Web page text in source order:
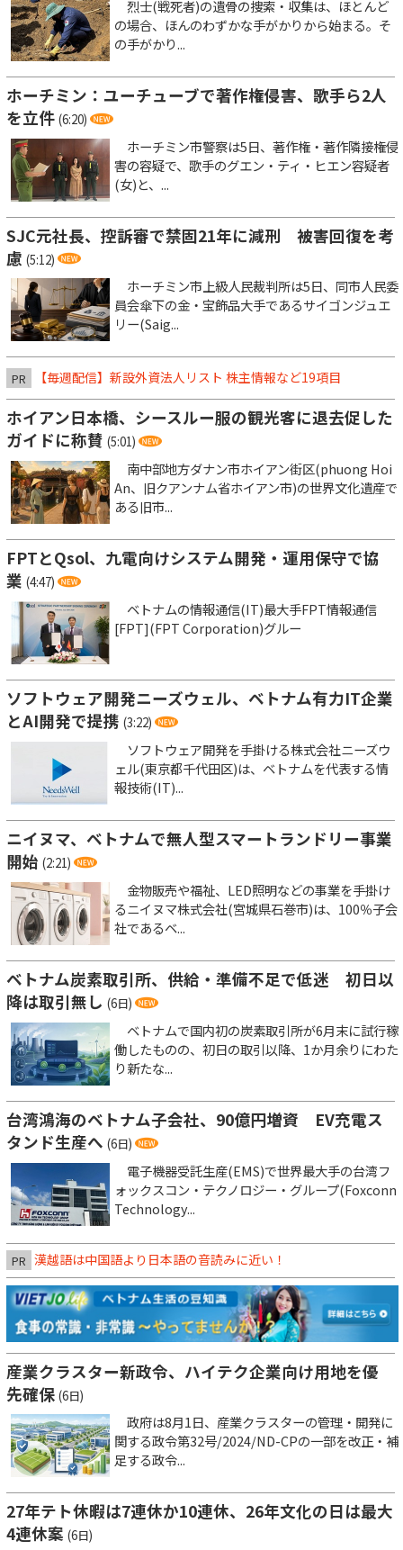
烈士(戦死者)の遺骨の捜索・収集は、ほとんど
の場合、ほんのわずかな手がかりから始まる。そ
の手がかり...
ホーチミン：ユーチューブで著作権侵害、歌手ら2人
を立件 (6:20)
ホーチミン市警察は5日、著作権・著作隣接権侵
害の容疑で、歌手のグエン・ティ・ヒエン容疑者
(女)と、...
SJC元社長、控訴審で禁固21年に減刑 被害回復を考
慮 (5:12)
ホーチミン市上級人民裁判所は5日、同市人民委
員会傘下の金・宝飾品大手であるサイゴンジュエ
リー(Saig...
PR 【毎週配信】新設外資法人リスト 株主情報など19項目
ホイアン日本橋、シースルー服の観光客に退去促した
ガイドに称賛 (5:01)
南中部地方ダナン市ホイアン街区(phuong Hoi
An、旧クアンナム省ホイアン市)の世界文化遺産で
ある旧市...
FPTとQsol、九電向けシステム開発・運用保守で協
業 (4:47)
ベトナムの情報通信(IT)最大手FPT情報通信
[FPT](FPT Corporation)グルー
ソフトウェア開発ニーズウェル、ベトナム有力IT企業
とAI開発で提携 (3:22)
ソフトウェア開発を手掛ける株式会社ニーズウ
ェル(東京都千代田区)は、ベトナムを代表する情
報技術(IT)...
ニイヌマ、ベトナムで無人型スマートランドリー事業
開始 (2:21)
金物販売や福祉、LED照明などの事業を手掛け
るニイヌマ株式会社(宮城県石巻市)は、100％子会
社であるベ...
ベトナム炭素取引所、供給・準備不足で低迷 初日以
降は取引無し (6日)
ベトナムで国内初の炭素取引所が6月末に試行稼
働したものの、初日の取引以降、1か月余りにわた
り新たな...
台湾鴻海のベトナム子会社、90億円増資 EV充電ス
タンド生産へ (6日)
電子機器受託生産(EMS)で世界最大手の台湾フ
ォックスコン・テクノロジー・グループ(Foxconn
Technology...
PR 漢越語は中国語より日本語の音読みに近い！
産業クラスター新政令、ハイテク企業向け用地を優
先確保 (6日)
政府は8月1日、産業クラスターの管理・開発に
関する政令第32号/2024/ND-CPの一部を改正・補
足する政令...
27年テト休暇は7連休か10連休、26年文化の日は最大
4連休案 (6日)